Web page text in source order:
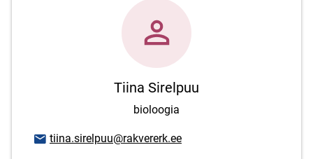
Tiina Sirelpuu
bioloogia
E-posti aadress
tiina.sirelpuu@rakvererk.ee